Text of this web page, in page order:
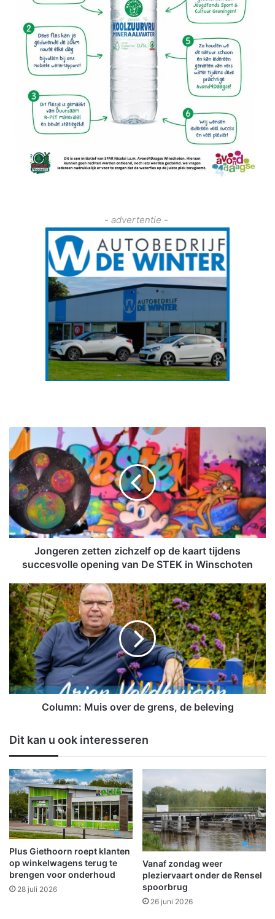
- advertentie -
o
n
g
e
r
n
z
e
n
z
i
c
h
z
e
l
d
e
k
a
a
r
t
t
i
j
d
e
Jongeren zetten zichzelf op de kaart tijdens
succesvolle opening van De STEK in Winschoten
C
o
l
u
m
n
M
u
v
e
r
d
e
g
r
e
n
s
,
d
Column: Muis over de grens, de beleving
Dit kan u ook interesseren
Plus Giethoorn roept klanten
op winkelwagens terug te
brengen voor onderhoud
28 juli 2026
Vanaf zondag weer
pleziervaart onder de Rensel
spoorbrug
26 juni 2026